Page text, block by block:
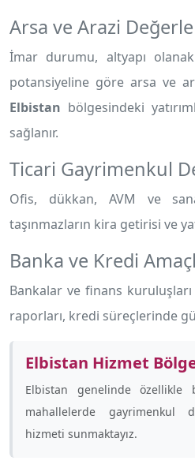
Arsa ve Arazi
İmar durumu, altyapı
potansiyeline göre arsa ve
Elbistan bölgesindeki
sağlanır.
Ticari Gayrimenkul
Ofis, dükkan, AVM ve
taşınmazların kira getirisi ve
Banka ve Kredi
Bankalar ve finans
raporları, kredi süreçlerinde
Elbistan Hizmet
Elbistan genelinde özellikle
mahallelerde gayrimenkul
hizmeti sunmaktayız.